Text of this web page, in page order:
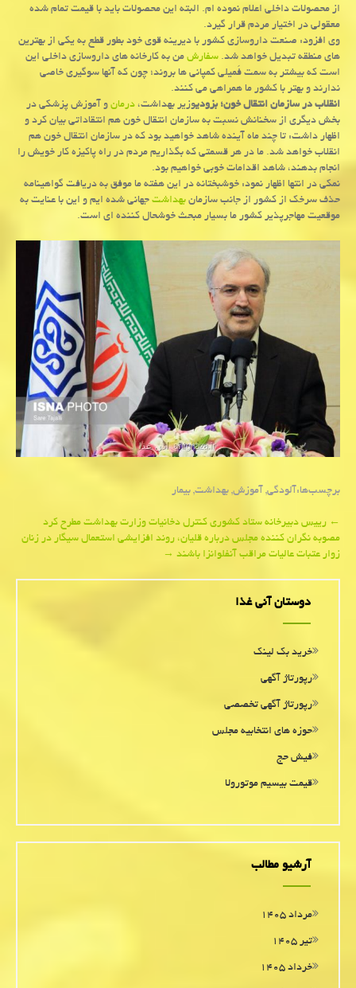
از محصولات داخلی اعلام نموده ام. البته این محصولات باید با قیمت تمام شده
معقولی در اختیار مردم قرار گیرد.
وی افزود: صنعت داروسازی كشور با دیرینه قوی خود بطور قطع به یكی از بهترین
های منطقه تبدیل خواهد شد.سفارشمن به كارخانه های داروسازی داخلی این
است كه بیشتر به سمت فَمیلی كمپانی ها بروند؛ چون كه آنها سوگیری خاصی
ندارند و بهتر با كشور ما همراهی می كنند.
انقلاب در سازمان انتقال خون؛ بزودیوزیر بهداشت،درمانو آموزش پزشكی در
بخش دیگری از سخنانش نسبت به سازمان انتقال خون هم انتقاداتی بیان كرد و
اظهار داشت: تا چند ماه آینده شاهد خواهید بود كه در سازمان انتقال خون هم
انقلاب خواهد شد. ما در هر قسمتی كه بگذاریم مردم در راه پاكیزه كار خویش را
انجام بدهند، شاهد اقدامات خوبی خواهیم بود.
نمكی در انتها اظهار نمود: خوشبختانه در این هفته ما موفق به دریافت گواهینامه
حذف سرخك از كشور از جانب سازمانبهداشتجهانی شده ایم و این با عنایت به
موقعیت مهاجرپذیر كشور ما بسیار مبحث خوشحال كننده ای است.
برچسب‌ها:آلودگی,آموزش,بهداشت,بیمار
Post
navigation
←رییس دبیرخانه ستاد كشوری كنترل دخانیات وزارت بهداشت مطرح كرد
مصوبه نگران كننده مجلس درباره قلیان، روند افزایشی استعمال سیگار در زنان
زوار عتبات عالیات مراقب آنفلوانزا باشند→
دوستان آنی غذا
خرید بک لینک
رپورتاژ آگهی
رپورتاژ آگهی تخصصی
حوزه های انتخابیه مجلس
فیش حج
قیمت بیسیم موتورولا
آرشیو مطالب
مرداد ۱۴۰۵
تیر ۱۴۰۵
خرداد ۱۴۰۵